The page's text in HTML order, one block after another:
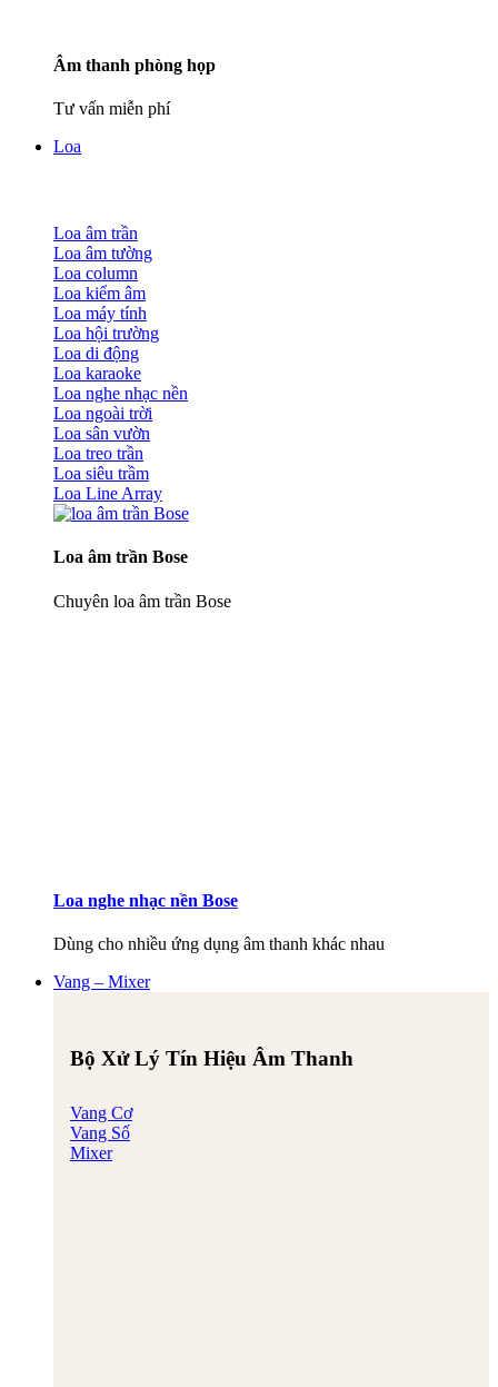
Âm thanh phòng họp
Tư vấn miễn phí
Loa
Loa âm trần
Loa âm tường
Loa column
Loa kiểm âm
Loa máy tính
Loa hội trường
Loa di động
Loa karaoke
Loa nghe nhạc nền
Loa ngoài trời
Loa sân vườn
Loa treo trần
Loa siêu trầm
Loa Line Array
Loa âm trần Bose
Chuyên loa âm trần Bose
Loa nghe nhạc nền Bose
Dùng cho nhiều ứng dụng âm thanh khác nhau
Vang – Mixer
Bộ Xử Lý Tín Hiệu Âm Thanh
Vang Cơ
Vang Số
Mixer